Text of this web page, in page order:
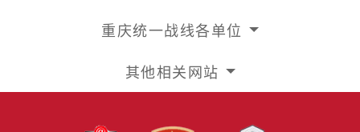
重庆统一战线各单位
其他相关网站